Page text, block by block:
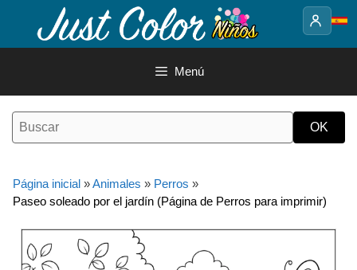
contenido
Menú
Página inicial »Animales » Perros »
Paseo soleado por el jardín (Página de Perros para imprimir)